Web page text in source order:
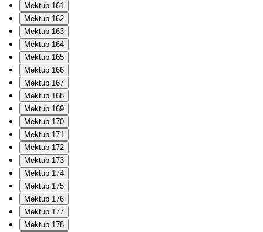
Mektub 161
Mektub 162
Mektub 163
Mektub 164
Mektub 165
Mektub 166
Mektub 167
Mektub 168
Mektub 169
Mektub 170
Mektub 171
Mektub 172
Mektub 173
Mektub 174
Mektub 175
Mektub 176
Mektub 177
Mektub 178